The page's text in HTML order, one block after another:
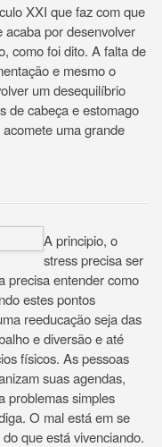
XXI que faz com que
acaba por desenvolver
como foi dito. A falta de
e mesmo o
um desequilíbrio
de cabeça e estomago
uma grande
A principio, o
stress precisa ser
precisa entender como
estes pontos
reeducação seja das
e diversão e até
físicos. As pessoas
suas agendas,
problemas simples
O mal está em se
que está vivenciando.